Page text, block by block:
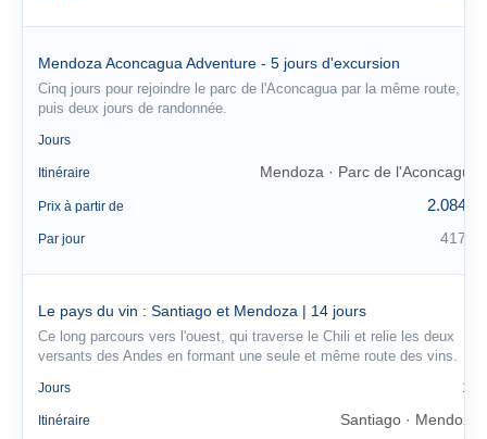
Mendoza Aconcagua Adventure - 5 jours d'excursion
Cinq jours pour rejoindre le parc de l'Aconcagua par la même route,
puis deux jours de randonnée.
Jours
Itinéraire Mendoza · Parc de l'Aconcagua
Prix à partir de 2.084 €
Par jour 417 €
Le pays du vin : Santiago et Mendoza | 14 jours
Ce long parcours vers l'ouest, qui traverse le Chili et relie les deux
versants des Andes en formant une seule et même route des vins.
Jours 14
Itinéraire Santiago · Mendoza